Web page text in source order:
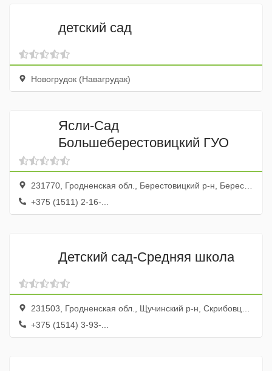
детский сад
Новогрудок (Навагрудак)
Ясли-Сад
Большеберестовицкий ГУО
231770, Гродненская обл., Берестовицкий р-н, Берестовица г., ул. Ленина, 12
+375 (1511) 2-16-...
Детский сад-Средняя школа
231503, Гродненская обл., Щучинский р-н, Скрибовцы дер., ул. Советская, 24
+375 (1514) 3-93-...